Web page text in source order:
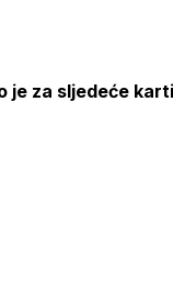
je za sljedeće